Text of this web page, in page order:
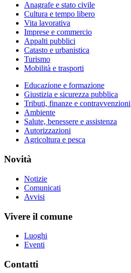
Anagrafe e stato civile
Cultura e tempo libero
Vita lavorativa
Imprese e commercio
Appalti pubblici
Catasto e urbanistica
Turismo
Mobilità e trasporti
Educazione e formazione
Giustizia e sicurezza pubblica
Tributi, finanze e contravvenzioni
Ambiente
Salute, benessere e assistenza
Autorizzazioni
Agricoltura e pesca
Novità
Notizie
Comunicati
Avvisi
Vivere il comune
Luoghi
Eventi
Contatti